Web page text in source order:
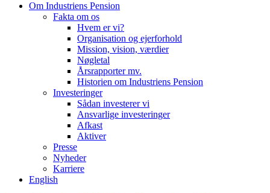
Om Industriens Pension
Fakta om os
Hvem er vi?
Organisation og ejerforhold
Mission, vision, værdier
Nøgletal
Årsrapporter mv.
Historien om Industriens Pension
Investeringer
Sådan investerer vi
Ansvarlige investeringer
Afkast
Aktiver
Presse
Nyheder
Karriere
English